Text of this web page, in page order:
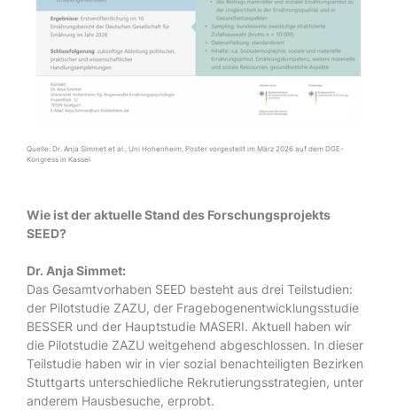
Quelle: Dr. Anja Simmet et al., Uni Hohenheim, Poster vorgestellt im März 2026 auf dem DGE-
Kongress in Kassel
Wie ist der aktuelle Stand des Forschungsprojekts
SEED?
Dr. Anja Simmet:
Das Gesamtvorhaben SEED besteht aus drei Teilstudien:
der Pilotstudie ZAZU, der Fragebogenentwicklungsstudie
BESSER und der Hauptstudie MASERI. Aktuell haben wir
die Pilotstudie ZAZU weitgehend abgeschlossen. In dieser
Teilstudie haben wir in vier sozial benachteiligten Bezirken
Stuttgarts unterschiedliche Rekrutierungsstrategien, unter
anderem Hausbesuche, erprobt.